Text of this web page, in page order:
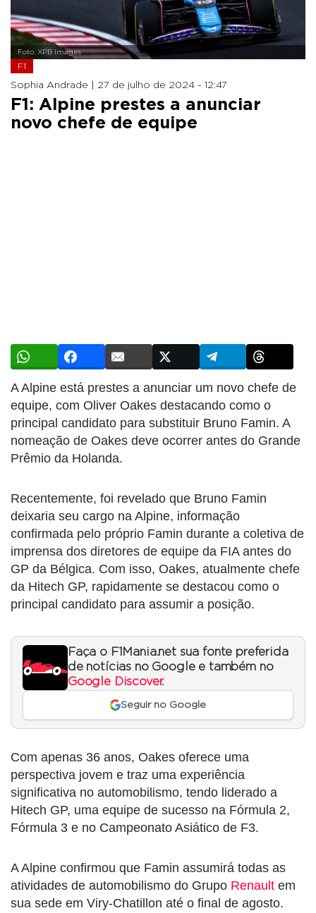
Foto: XPB Images
F1
Sophia Andrade | 27 de julho de 2024 - 12:47
F1: Alpine prestes a anunciar
novo chefe de equipe
A Alpine está prestes a anunciar um novo chefe de
equipe, com Oliver Oakes destacando como o
principal candidato para substituir Bruno Famin. A
nomeação de Oakes deve ocorrer antes do Grande
Prêmio da Holanda.
Recentemente, foi revelado que Bruno Famin
deixaria seu cargo na Alpine, informação
confirmada pelo próprio Famin durante a coletiva de
imprensa dos diretores de equipe da FIA antes do
GP da Bélgica. Com isso, Oakes, atualmente chefe
da Hitech GP, rapidamente se destacou como o
principal candidato para assumir a posição.
Faça o F1Mania.net sua fonte preferida
de notícias no Google e também no
Google Discover.
Seguir no Google
Com apenas 36 anos, Oakes oferece uma
perspectiva jovem e traz uma experiência
significativa no automobilismo, tendo liderado a
Hitech GP, uma equipe de sucesso na Fórmula 2,
Fórmula 3 e no Campeonato Asiático de F3.
A Alpine confirmou que Famin assumirá todas as
atividades de automobilismo do Grupo Renault em
sua sede em Viry-Chatillon até o final de agosto.